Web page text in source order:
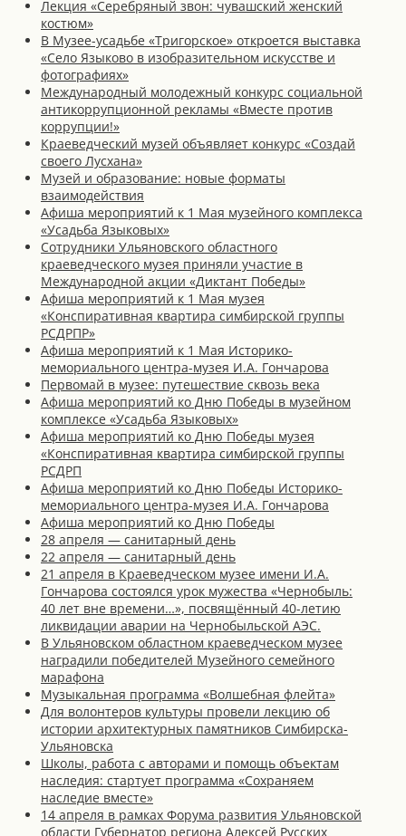
Лекция «Серебряный звон: чувашский женский
костюм»
В Музее-усадьбе «Тригорское» откроется выставка
«Село Языково в изобразительном искусстве и
фотографиях»
Международный молодежный конкурс социальной
антикоррупционной рекламы «Вместе против
коррупции!»
Краеведческий музей объявляет конкурс «Создай
своего Лусхана»
Музей и образование: новые форматы
взаимодействия
Афиша мероприятий к 1 Мая музейного комплекса
«Усадьба Языковых»
Сотрудники Ульяновского областного
краеведческого музея приняли участие в
Международной акции «Диктант Победы»
Афиша мероприятий к 1 Мая музея
«Конспиративная квартира симбирской группы
РСДРПР»
Афиша мероприятий к 1 Мая Историко-
мемориального центра-музея И.А. Гончарова
Первомай в музее: путешествие сквозь века
Афиша мероприятий ко Дню Победы в музейном
комплексе «Усадьба Языковых»
Афиша мероприятий ко Дню Победы музея
«Конспиративная квартира симбирской группы
РСДРП
Афиша мероприятий ко Дню Победы Историко-
мемориального центра-музея И.А. Гончарова
Афиша мероприятий ко Дню Победы
28 апреля — санитарный день
22 апреля — санитарный день
21 апреля в Краеведческом музее имени И.А.
Гончарова состоялся урок мужества «Чернобыль:
40 лет вне времени…», посвящённый 40-летию
ликвидации аварии на Чернобыльской АЭС.
В Ульяновском областном краеведческом музее
наградили победителей Музейного семейного
марафона
Музыкальная программа «Волшебная флейта»
Для волонтеров культуры провели лекцию об
истории архитектурных памятников Симбирска-
Ульяновска
Школы, работа с авторами и помощь объектам
наследия: стартует программа «Сохраняем
наследие вместе»
14 апреля в рамках Форума развития Ульяновской
области Губернатор региона Алексей Русских